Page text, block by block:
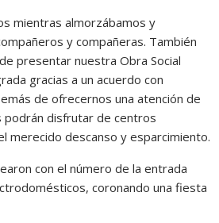
mientras almorzábamos y
y compañeras. También
presentar nuestra Obra Social
gracias a un acuerdo con
de ofrecernos una atención de
podrán disfrutar de centros
merecido descanso y esparcimiento.
con el número de la entrada
coronando una fiesta